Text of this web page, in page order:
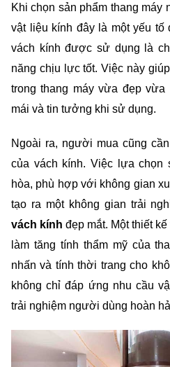
Khi chọn sản phẩm thang máy
vật liệu kính đây là một yếu tố
vách kính được sử dụng là
năng chịu lực tốt. Việc này
trong thang máy vừa đẹp
mái và tin tưởng khi sử dụng.
Ngoài ra, người mua cũng
của vách kính. Việc lựa chọn
hòa, phù hợp với không gian
tạo ra một không gian trải
vách kính đẹp mắt. Một thiết
làm tăng tính thẩm mỹ của
nhấn và tính thời trang cho
không chỉ đáp ứng nhu cầu
trải nghiệm người dùng hoàn